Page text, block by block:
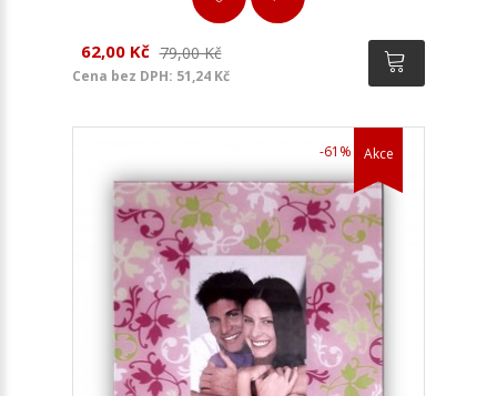
62,00 Kč 79,00 Kč
Cena bez DPH: 51,24 Kč
Akce
-61%